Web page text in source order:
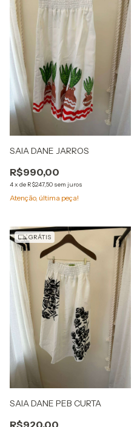
SAIA DANE JARROS
R$990,00
4x de R$247,50 sem juros
Atenção, última peça!
GRÁTIS
SAIA DANE PEB CURTA